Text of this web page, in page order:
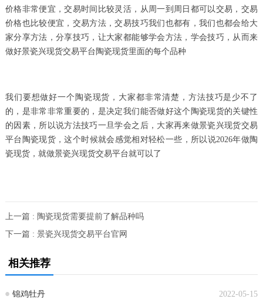
价格非常便宜，交易时间比较灵活，从周一到周日都可以交易，交易
价格也比较便宜，交易方法，交易技巧我们也都有，我们也都会给大
家分享方法，分享技巧，让大家都能够学会方法，学会技巧，从而来
做好景瓷兴现货交易平台陶瓷现货里面的每个品种
我们要想做好一个陶瓷现货，大家都非常清楚，方法技巧是少不了
的，是非常非常重要的，是决定我们能否做好这个陶瓷现货的关键性
的因素，所以说方法技巧一旦学会之后，大家再来做景瓷兴现货交易
平台陶瓷现货，这个时候就会感觉相对轻松一些，所以说2026年做陶
瓷现货，就做景瓷兴现货交易平台就可以了
上一篇 : 陶瓷现货需要提前了解品种吗
下一篇 : 景瓷兴现货交易平台官网
相关推荐
2022-05-15
锦鸡牡丹